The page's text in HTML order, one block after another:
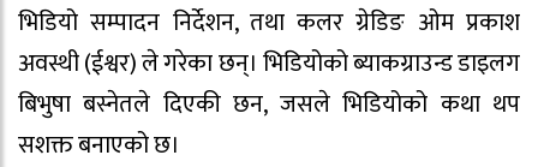
भिडियो सम्पादन निर्देशन, तथा कलर ग्रेडिङ ओम प्रकाश
अवस्थी (ईश्वर) ले गरेका छन्। भिडियोको ब्याकग्राउन्ड डाइलग
बिभुषा बस्नेतले दिएकी छन, जसले भिडियोको कथा थप
सशक्त बनाएको छ।